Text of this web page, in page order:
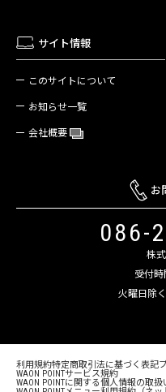
サイト情報
このサイトについて
お知らせ一覧
会社概要
お
086-
株式
受付時
火曜日除
利用規約特定商取引法に基づく表記
WAON POINTサービス規約
WAON POINTに関する個人情報の取